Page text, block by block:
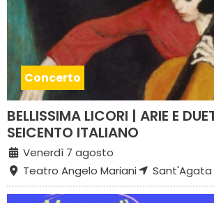
Concerto
BELLISSIMA LICORI | ARIE E
SEICENTO ITALIANO
Venerdì 7 agosto
Teatro Angelo Mariani
Sant'Agata